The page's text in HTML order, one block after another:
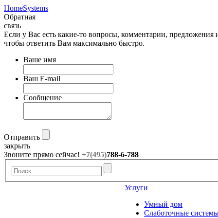
HomeSystems
Обратная
связь
Если у Вас есть какие-то вопросы, комментарии,
чтобы ответить Вам максимально быстро.
Ваше имя
Ваш E-mail
Сообщение
Отправить
закрыть
Звоните прямо сейчас! +7(495)788-6-788
Услуги
Умный дом
Слаботочные